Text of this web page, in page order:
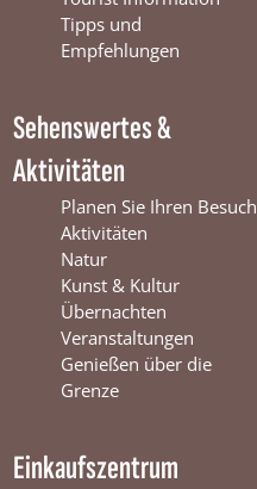
n
t
e
e
W
t
e
r
s
w
i
j
k
r
a
i
t
e
r
s
w
i
j
k
Tipps und
Empfehlungen
Sehenswertes &
Aktivitäten
Planen Sie Ihren Besuch
Aktivitäten
Natur
Kunst & Kultur
Übernachten
Veranstaltungen
Genießen über die
Grenze
Einkaufszentrum